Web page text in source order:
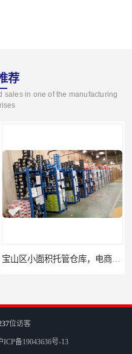
荐
sales in one of the manufacturing
位访客
ICP备19043636号-13